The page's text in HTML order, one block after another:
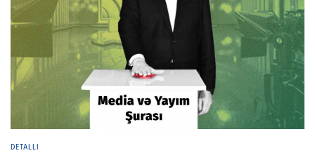
DETALLI